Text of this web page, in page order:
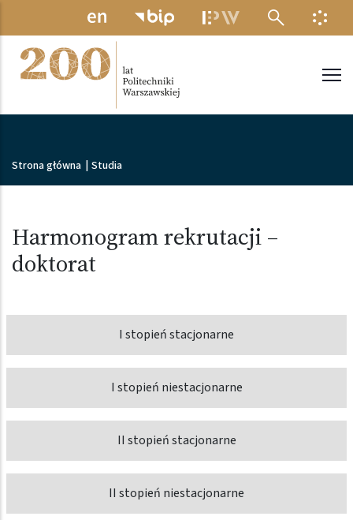
Przejdź do treści
MENU
Ścieżka nawigacyjna
Strona główna Studia
Harmonogram rekrutacji –
doktorat
I stopień stacjonarne
I stopień niestacjonarne
II stopień stacjonarne
II stopień niestacjonarne